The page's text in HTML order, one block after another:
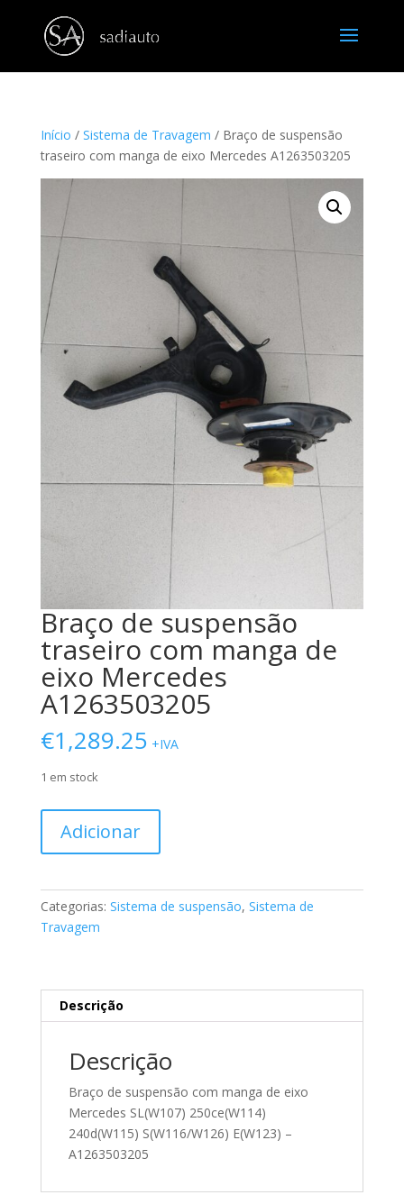
Início / Sistema de Travagem / Braço de suspensão
traseiro com manga de eixo Mercedes A1263503205
Braço de suspensão
traseiro com manga de
eixo Mercedes
A1263503205
€1,289.25 +IVA
1 em stock
Braço
suspensão
traseiro
eixo
Mercedes
Adicionar
Categorias: Sistema de suspensão, Sistema de
Travagem
Descrição
Descrição
Braço de suspensão com manga de eixo
Mercedes SL(W107) 250ce(W114)
240d(W115) S(W116/W126) E(W123) –
A1263503205